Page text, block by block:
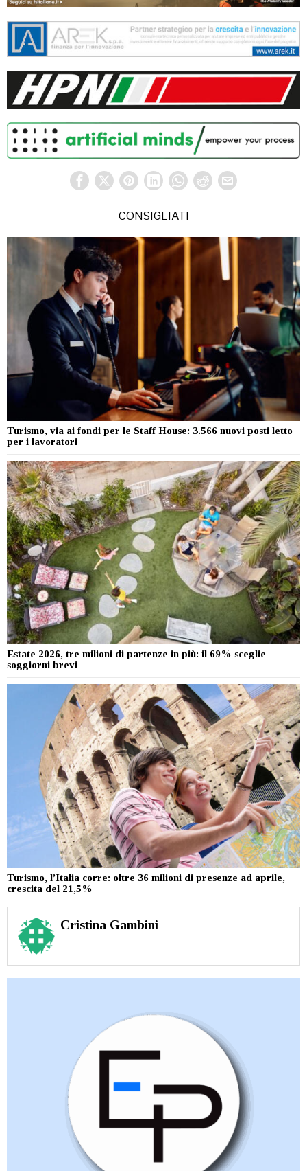
CONSIGLIATI
Turismo, via ai fondi per le Staff House: 3.566 nuovi posti letto
per i lavoratori
Estate 2026, tre milioni di partenze in più: il 69% sceglie
soggiorni brevi
Turismo, l’Italia corre: oltre 36 milioni di presenze ad aprile,
crescita del 21,5%
Cristina Gambini